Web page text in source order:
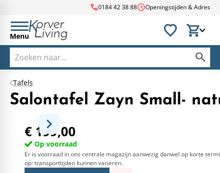
call0184 42 38 88scheduleOpeningstijden & Adres
Menu
Tafels
Salontafel Zayn Small-
€ 199,00
Op voorraad
Er is voorraad in ons centrale magazijn aanwezig danwel op korte
op: transporttijden kunnen variëren.